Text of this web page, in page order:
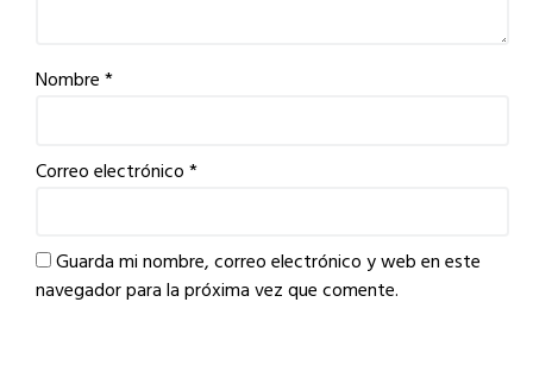
Nombre*
Correo electrónico*
Guarda mi nombre, correo electrónico y web en este
navegador para la próxima vez que comente.